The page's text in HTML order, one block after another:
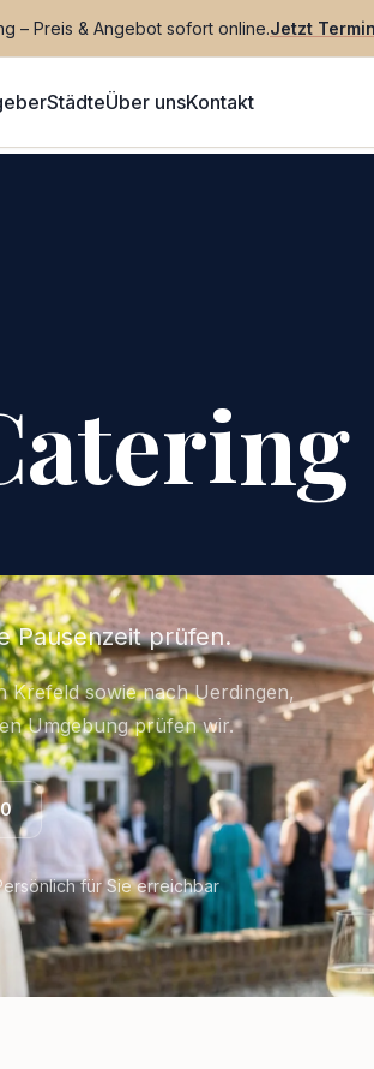
– Preis & Angebot sofort online.Jetzt
StädteÜber unsKontakt
Pausenzeit prüfen.
Krefeld sowie nach Uerdingen,
Umgebung prüfen wir.
für Sie erreichbar